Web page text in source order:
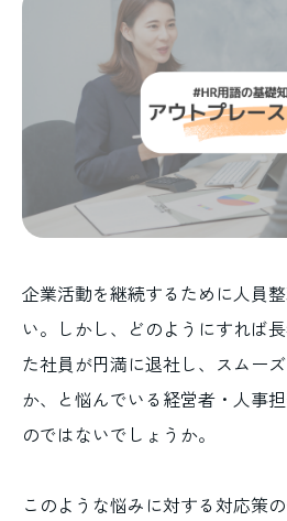
企業活動を継続するために人員
い。しかし、どのようにすれば
た社員が円満に退社し、スムー
か、と悩んでいる経営者・人事
のではないでしょうか。
このような悩みに対する対応策